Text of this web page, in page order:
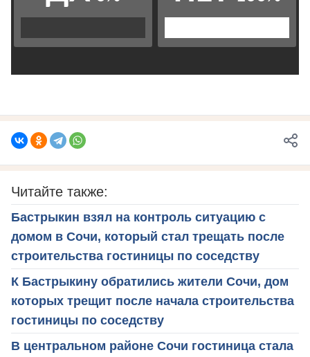
Читайте также:
Бастрыкин взял на контроль ситуацию с
домом в Сочи, который стал трещать после
строительства гостиницы по соседству
К Бастрыкину обратились жители Сочи, дом
которых трещит после начала строительства
гостиницы по соседству
В центральном районе Сочи гостиница стала